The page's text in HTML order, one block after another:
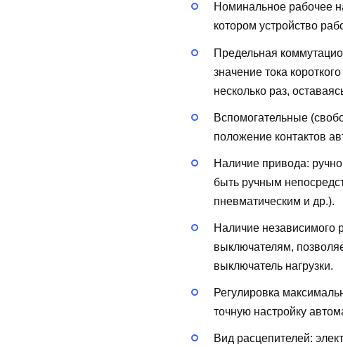
Номинальное рабочее
котором устройство
Предельная
значение тока
несколько раз,
Вспомогательные
положение контактов
Наличие привода:
быть ручным
пневматическим и др.).
Наличие независимого
выключателям,
выключатель нагрузки.
Регулировка
точную настройку
Вид расцепителей: